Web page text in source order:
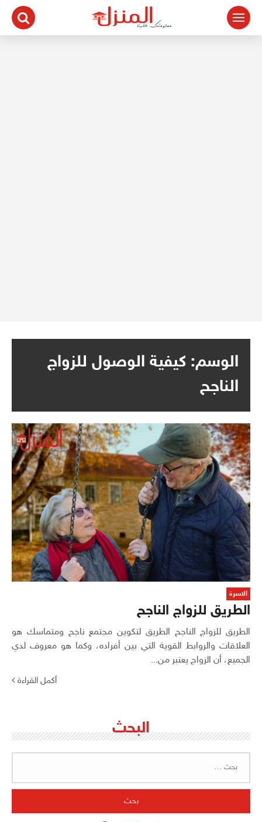
التجاوز
المحتوى
الوسم: كيفية الوصول للزواج
الناجح
الاسرة
الطريق للزواج الناجح
الطريق للزواج الناجح الطريق لتكوين مجتمع ناجح ومتماسك هو
العلاقات والروابط القوية التي بين أفراده، وكما هو معروف لدي
الجميع، أن الزواج يعتبر من...
أكمل القراءة
البحث